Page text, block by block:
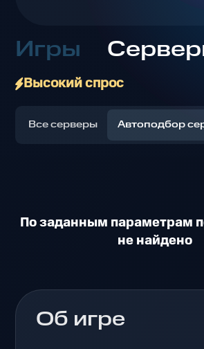
Игры
Высокий спрос
Все серверы Автоподбор
По заданным параметрам
не найдено
Об игре